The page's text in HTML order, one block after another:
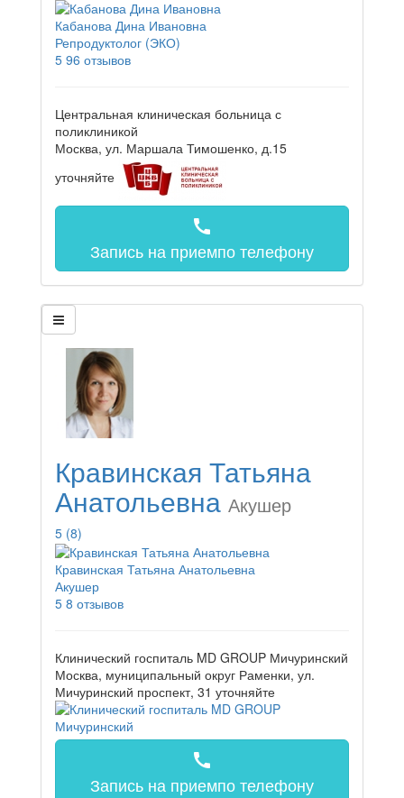
Кабанова Дина Ивановна
Репродуктолог (ЭКО)
5 96 отзывов
Центральная клиническая больница с
поликлиникой
Москва, ул. Маршала Тимошенко, д.15
уточняйте
call
Запись на приемпо телефону
Кравинская Татьяна
Анатольевна Акушер
5 (8)
Кравинская Татьяна Анатольевна
Акушер
5 8 отзывов
Клинический госпиталь MD GROUP Мичуринский
Москва, муниципальный округ Раменки, ул.
Мичуринский проспект, 31 уточняйте
call
Запись на приемпо телефону